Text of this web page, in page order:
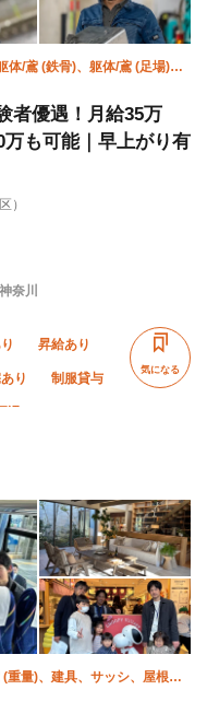
体/鳶 (鉄骨)、躯体/鳶 (足場)、
者優遇！月給35万
も可能｜早上がり有
）
奈川
昇給あり
り 制服貸与
気になる
重量)、建具、サッシ、屋根、